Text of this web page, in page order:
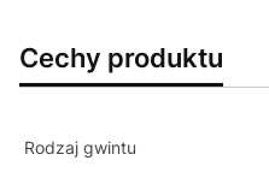
Cechy produktu
Rodzaj gwintu